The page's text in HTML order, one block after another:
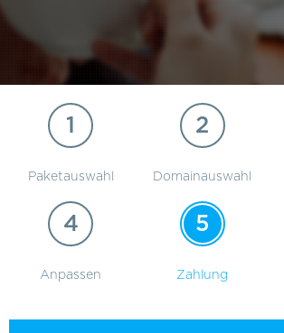
1
Paketauswahl
2
Domainauswahl
4
Anpassen
5
Zahlung